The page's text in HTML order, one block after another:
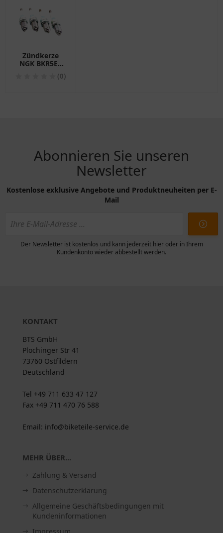
Zündkerze
NGK BKR5EZ
VL36 Packung
(0)
Abonnieren Sie unseren
Newsletter
Kostenlose exklusive Angebote und Produktneuheiten per E-
Mail
Der Newsletter ist kostenlos und kann jederzeit hier oder in Ihrem
Kundenkonto wieder abbestellt werden.
KONTAKT
BTS GmbH
Plochinger Str 41
73760 Ostfildern
Deutschland
Tel +49 711 633 47 127
Fax +49 711 470 76 588
Email: info@biketeile-service.de
MEHR ÜBER...
Zahlung & Versand
Datenschutzerklärung
Allgemeine Geschäftsbedingungen mit
Kundeninformationen